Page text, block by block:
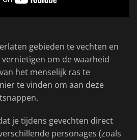
gebieden te vechten en
om de waarheid
het menselijk ras te
te vinden om aan deze
je tijdens gevechten direct
personages (zoals